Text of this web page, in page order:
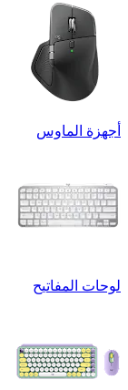
أجهزة الماوس
لوحات المفاتيح